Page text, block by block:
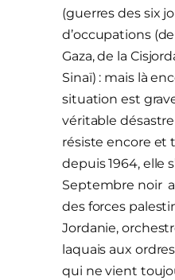
(guerres des six
d’occupations
Gaza, de la
Sinaï) : mais là
situation est
véritable désastre
résiste encore et
depuis 1964, elle
Septembre noir
des forces
Jordanie,
laquais aux
qui ne vient